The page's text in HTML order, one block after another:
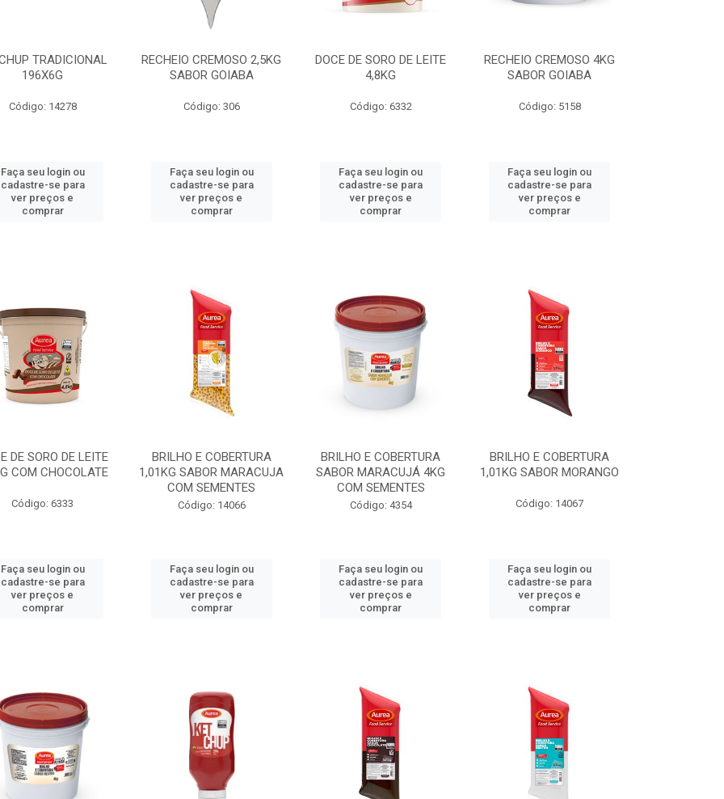
TRADICIONAL
196X6G
Código: 14278
Faça seu login ou
cadastre-se para
ver preços e
comprar
RECHEIO CREMOSO 2,5KG
SABOR GOIABA
Código: 306
Faça seu login ou
cadastre-se para
ver preços e
comprar
DOCE DE SORO DE LEITE
4,8KG
Código: 6332
Faça seu login ou
cadastre-se para
ver preços e
comprar
RECHEIO CREMOSO 4KG
SABOR GOIABA
Código: 5158
Faça seu login ou
cadastre-se para
ver preços e
comprar
DE SORO DE LEITE
COM CHOCOLATE
Código: 6333
Faça seu login ou
cadastre-se para
ver preços e
comprar
BRILHO E COBERTURA
1,01KG SABOR MARACUJA
COM SEMENTES
Código: 14066
Faça seu login ou
cadastre-se para
ver preços e
comprar
BRILHO E COBERTURA
SABOR MARACUJÁ 4KG
COM SEMENTES
Código: 4354
Faça seu login ou
cadastre-se para
ver preços e
comprar
BRILHO E COBERTURA
1,01KG SABOR MORANGO
Código: 14067
Faça seu login ou
cadastre-se para
ver preços e
comprar